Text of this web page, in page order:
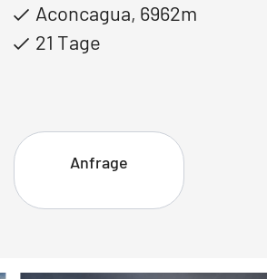
Aconcagua, 6962m
21 Tage
Anfrage